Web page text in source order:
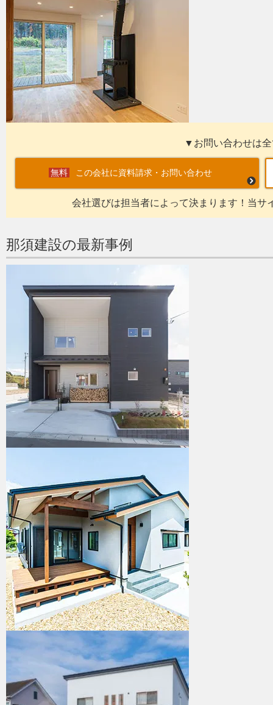
▼お問い合わせは
この会社に資料請求・お問い合わせ
会社選びは担当者によって決まります！当サ
那須建設の最新事例